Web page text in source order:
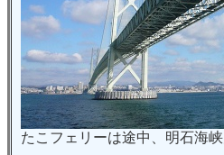
たこフェリーは途中、明石海